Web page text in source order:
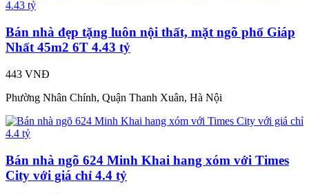
Bán nhà đẹp tặng luôn nội thất, mặt ngõ phố Giáp
Nhất 45m2 6T 4.43 tỷ
443 VNĐ
Phường Nhân Chính, Quận Thanh Xuân, Hà Nội
Bán nhà ngõ 624 Minh Khai hang xóm với Times
City với giá chỉ 4.4 tỷ